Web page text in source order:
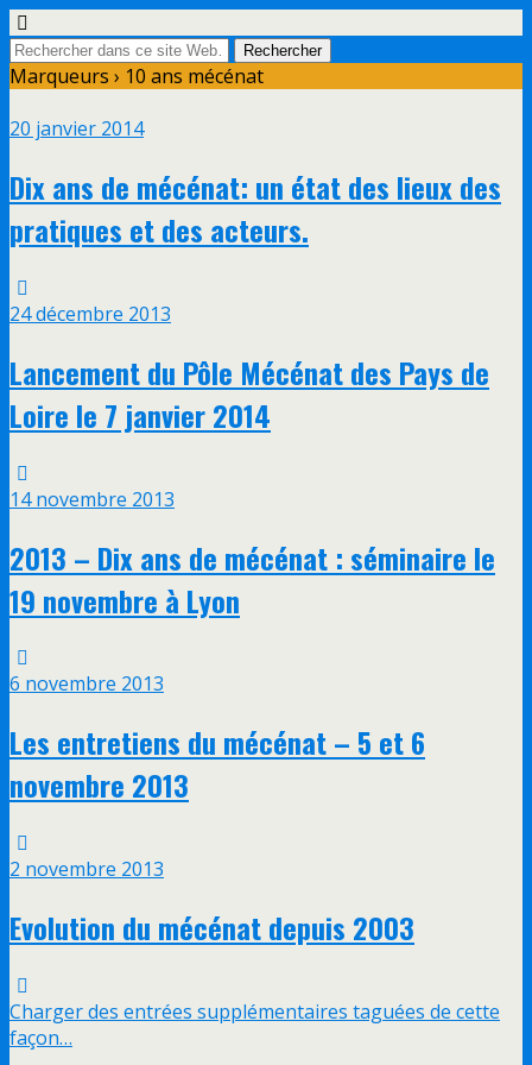
Marqueurs › 10 ans mécénat
20 janvier 2014
Dix ans de mécénat: un état des lieux des
pratiques et des acteurs.
24 décembre 2013
Lancement du Pôle Mécénat des Pays de
Loire le 7 janvier 2014
14 novembre 2013
2013 – Dix ans de mécénat : séminaire le
19 novembre à Lyon
6 novembre 2013
Les entretiens du mécénat – 5 et 6
novembre 2013
2 novembre 2013
Evolution du mécénat depuis 2003
Charger des entrées supplémentaires taguées de cette
façon…